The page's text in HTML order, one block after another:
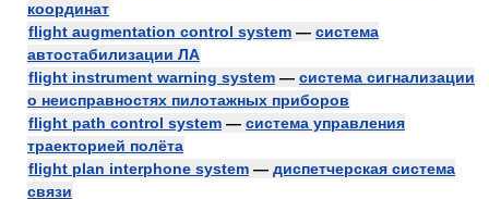
координат
flight augmentation control system — система
автостабилизации ЛА
flight instrument warning system — система сигнализации
о неисправностях пилотажных приборов
flight path control system — система управления
траекторией полёта
flight plan interphone system — диспетчерская система
связи